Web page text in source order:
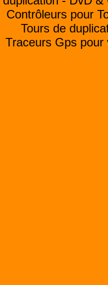
Contrôleurs pour
Tours de
Traceurs Gps pour